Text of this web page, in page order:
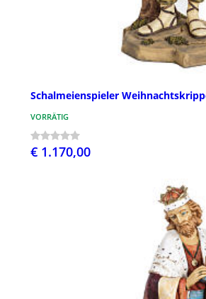
Schalmeienspieler
VORRÄTIG
€ 1.170,00